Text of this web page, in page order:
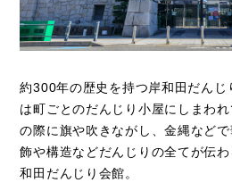
約300年の歴史を持つ岸和田だんじ
は町ごとのだんじり小屋にしまわ
の際に旗や吹きながし、金縄など
飾や構造などだんじりの全てが伝
和田だんじり会館。